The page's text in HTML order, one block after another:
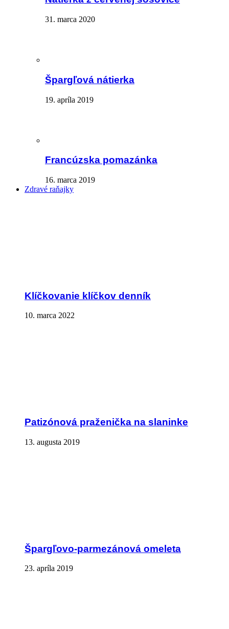
31. marca 2020
Špargľová nátierka
19. apríla 2019
Francúzska pomazánka
16. marca 2019
Zdravé raňajky
Klíčkovanie klíčkov denník
10. marca 2022
Patizónová praženička na slaninke
13. augusta 2019
Špargľovo-parmezánová omeleta
23. apríla 2019